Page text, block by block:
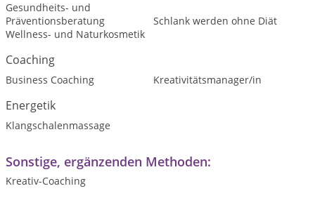
Gesundheits- und
Präventionsberatung
Schlank werden ohne Diät
Wellness- und Naturkosmetik
Coaching
Business Coaching Kreativitätsmanager/in
Energetik
Klangschalenmassage
Sonstige, ergänzenden Methoden:
Kreativ-Coaching